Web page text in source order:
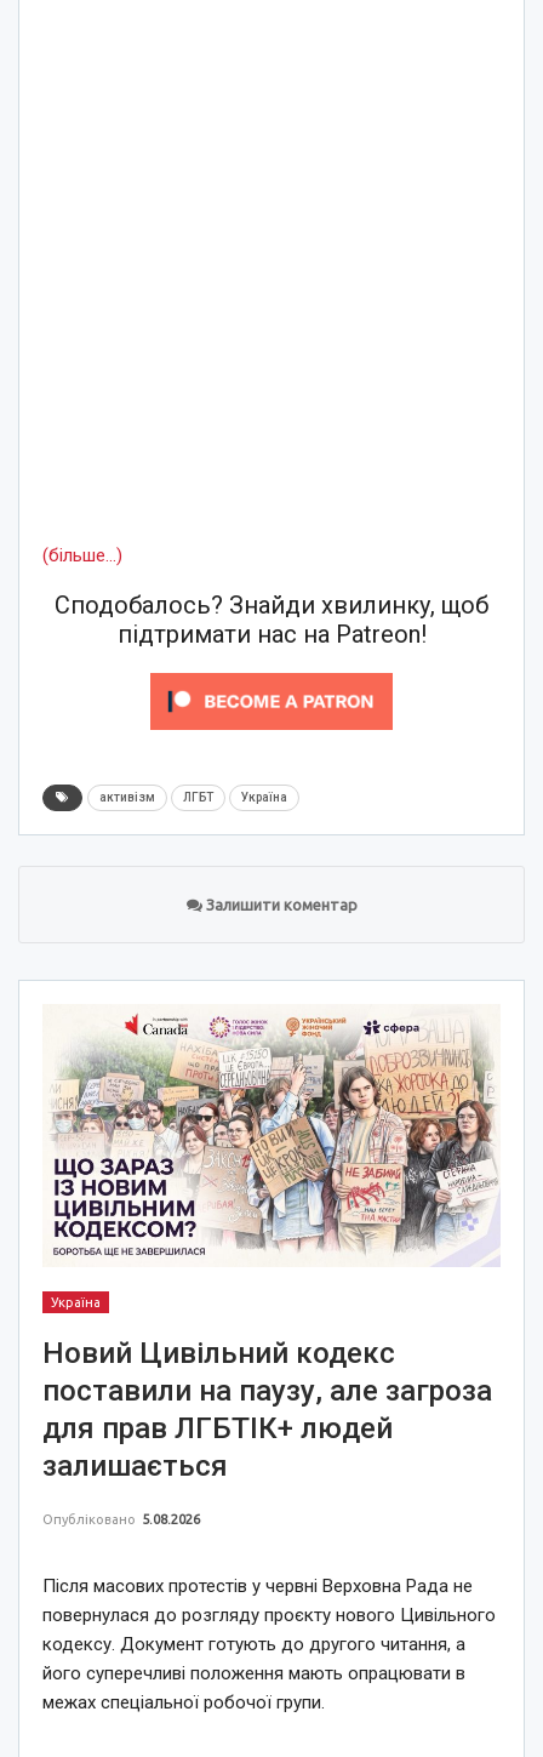
(більше…)
Сподобалось? Знайди хвилинку, щоб
підтримати нас на Patreon!
активізм ЛГБТ Україна
Залишити коментар
Україна
Новий Цивільний кодекс
поставили на паузу, але загроза
для прав ЛГБТІК+ людей
залишається
Опубліковано 5.08.2026
Після масових протестів у червні Верховна Рада не
повернулася до розгляду проєкту нового Цивільного
кодексу. Документ готують до другого читання, а
його суперечливі положення мають опрацювати в
межах спеціальної робочої групи.